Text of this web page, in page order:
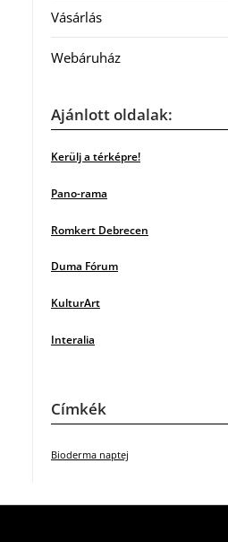
Vásárlás
Webáruház
Ajánlott oldalak:
Kerülj a térképre!
Pano-rama
Romkert Debrecen
Duma Fórum
KulturArt
Interalia
Címkék
Bioderma naptej